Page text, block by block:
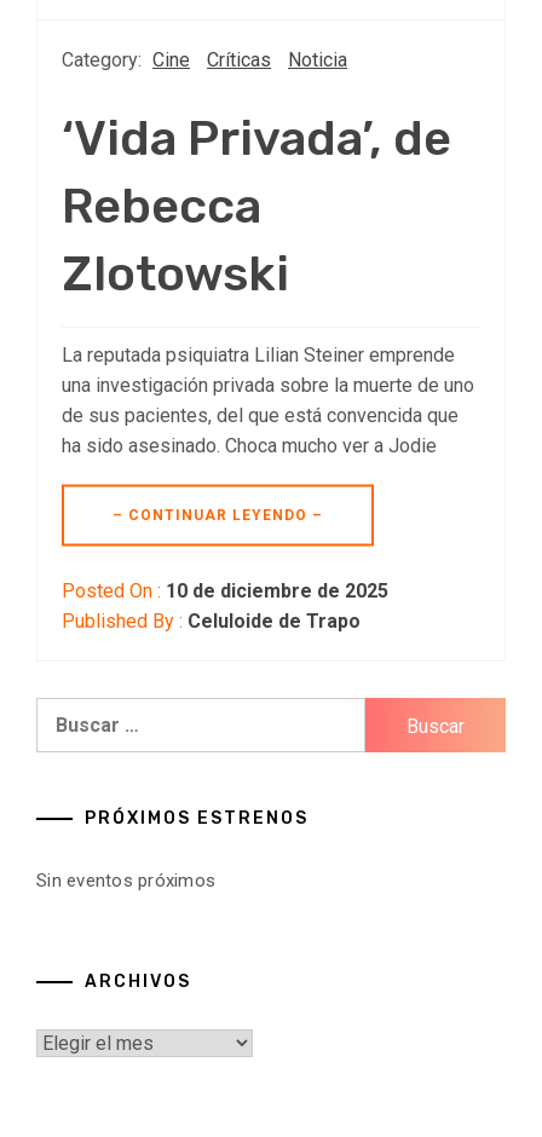
Category: Cine Críticas Noticia
‘Vida Privada’, de
Rebecca
Zlotowski
La reputada psiquiatra Lilian Steiner emprende
una investigación privada sobre la muerte de uno
de sus pacientes, del que está convencida que
ha sido asesinado. Choca mucho ver a Jodie
– CONTINUAR LEYENDO –
Posted On : 10 de diciembre de 2025
Published By : Celuloide de Trapo
PRÓXIMOS ESTRENOS
Sin eventos próximos
ARCHIVOS
Archivos